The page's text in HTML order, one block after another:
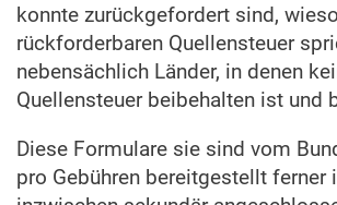
konnte zurückgefordert sind,
rückforderbaren Quellensteuer
nebensächlich Länder, in denen
Quellensteuer beibehalten ist und
Diese Formulare sie sind vom
pro Gebühren bereitgestellt